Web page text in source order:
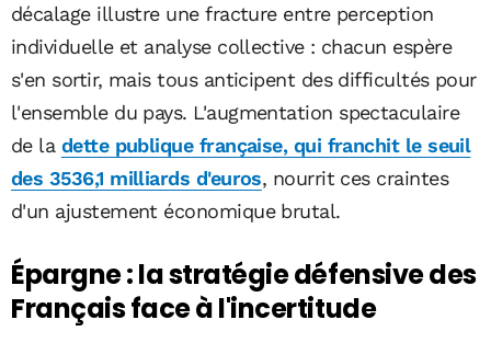
décalage illustre une fracture entre perception
individuelle et analyse collective : chacun espère
s'en sortir, mais tous anticipent des difficultés pour
l'ensemble du pays. L'augmentation spectaculaire
de la dette publique française, qui franchit le seuil
des 3536,1 milliards d'euros, nourrit ces craintes
d'un ajustement économique brutal.
Épargne : la stratégie défensive des
Français face à l'incertitude